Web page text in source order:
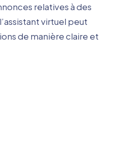
relatives à des
virtuel peut
de manière claire et